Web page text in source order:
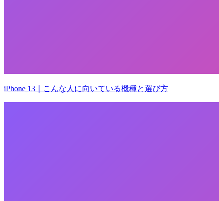
iPhone 13｜こんな人に向いている機種と選び方